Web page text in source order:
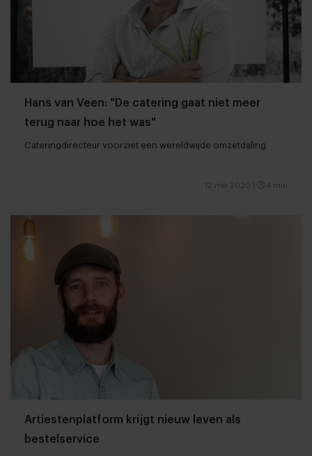
Hans van Veen: "De catering gaat niet meer
terug naar hoe het was"
Cateringdirecteur voorziet een wereldwijde omzetdaling
12 mei 2020 4 min
Artiestenplatform krijgt nieuw leven als
bestelservice